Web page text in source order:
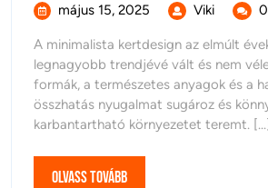
május 15, 2025 május
2025
Viki
amikor
a
több
az
A minimalista kertdesign az elmúlt
legnagyobb trendjévé vált és nem
formák, a természetes anyagok és a
összhatás nyugalmat sugároz és
karbantartható környezetet teremt. [...]
Olvass továbbOlvass